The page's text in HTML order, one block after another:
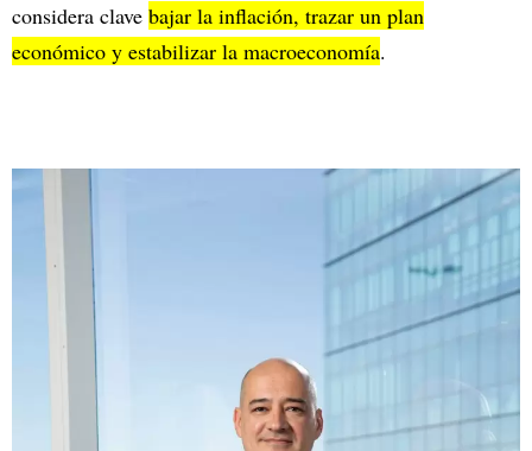
considera clave bajar la inflación, trazar un plan
económico y estabilizar la macroeconomía.